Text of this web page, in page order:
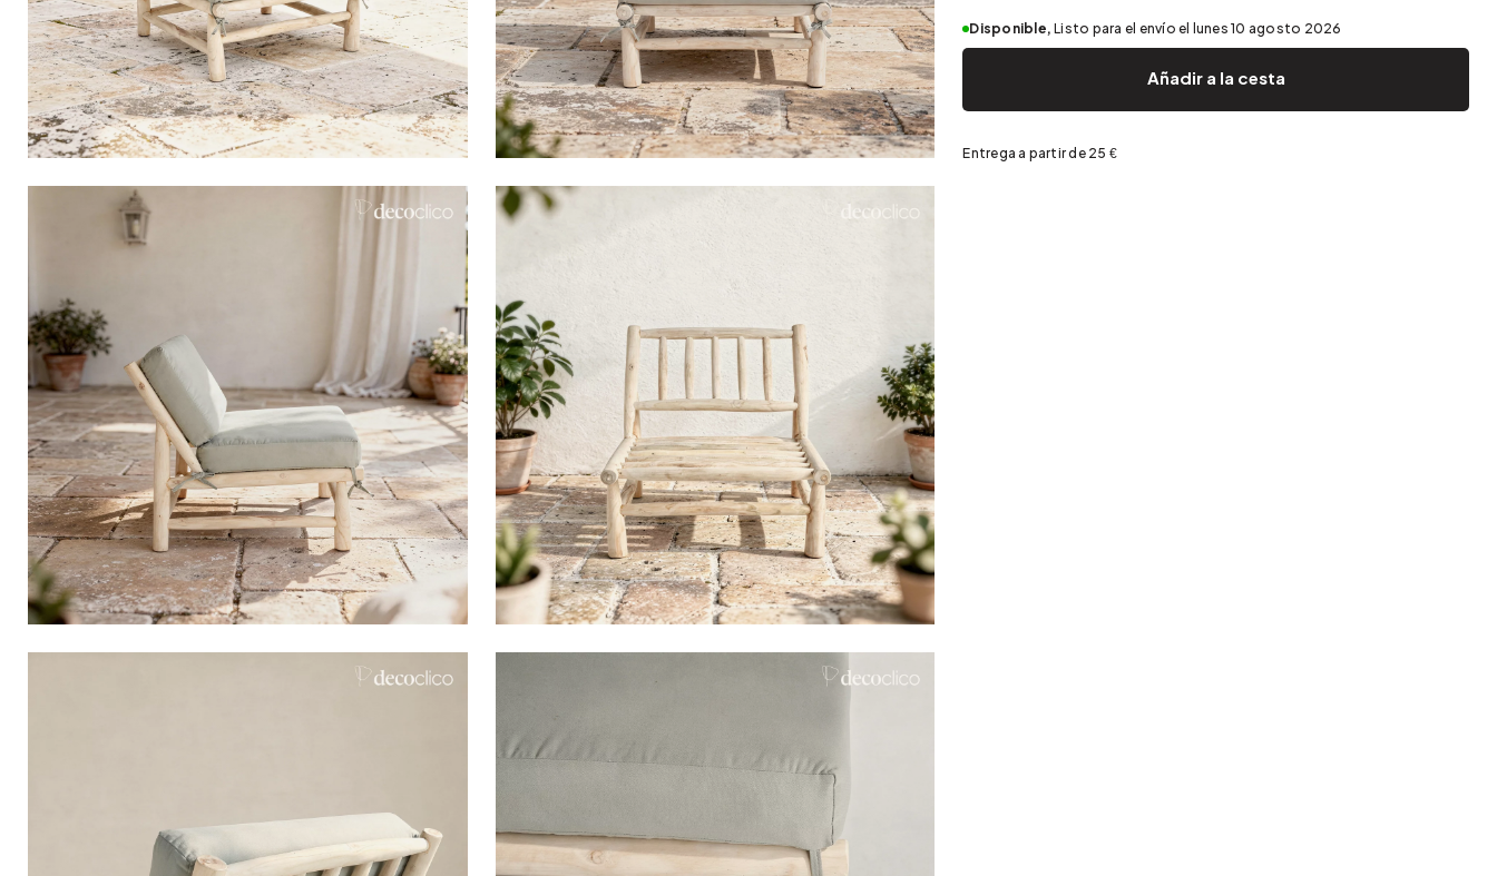
Gran hotel
Natural
Terciopelo
Papel maché
Vidrio
Acero cincado y galvanizado
Almacenamiento de primavera
Disponible, Listo para el envío el lunes 10 agosto 2026
Añadir a la cesta
Entrega a partir de 25 €